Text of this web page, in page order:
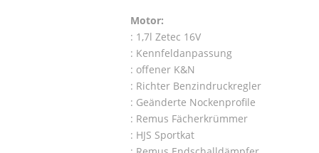
Motor:
: 1,7l Zetec 16V
: Kennfeldanpassung
: offener K&N
: Richter Benzindruckregler
: Geänderte Nockenprofile
: Remus Fächerkrümmer
: HJS Sportkat